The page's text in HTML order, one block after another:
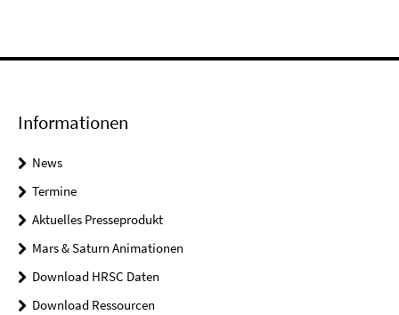
Informationen
News
Termine
Aktuelles Presseprodukt
Mars & Saturn Animationen
Download HRSC Daten
Download Ressourcen